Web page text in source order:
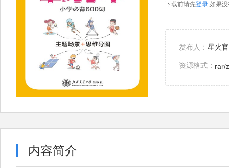
下载前请先登录,如果
发布人： 星火
资源格式： rar/
内容简介